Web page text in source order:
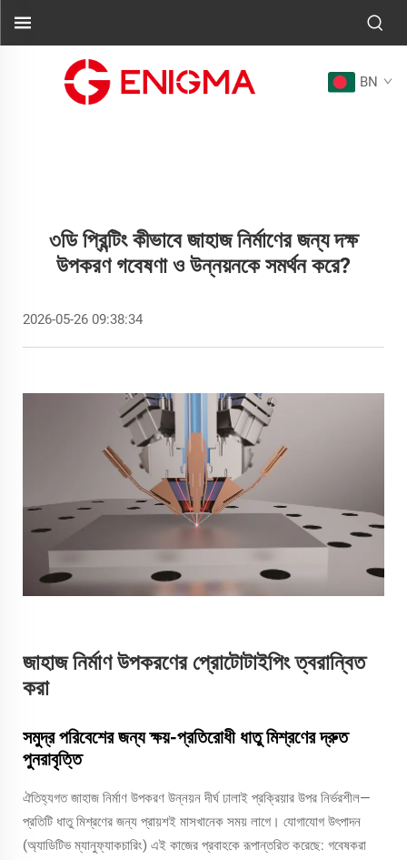
BN
৩ডি প্রিন্টিং কীভাবে জাহাজ নির্মাণের জন্য দক্ষ
উপকরণ গবেষণা ও উন্নয়নকে সমর্থন করে?
2026-05-26 09:38:34
জাহাজ নির্মাণ উপকরণের প্রোটোটাইপিং ত্বরান্বিত
করা
সমুদ্র পরিবেশের জন্য ক্ষয়-প্রতিরোধী ধাতু মিশ্রণের দ্রুত
পুনরাবৃত্তি
ঐতিহ্যগত জাহাজ নির্মাণ উপকরণ উন্নয়ন দীর্ঘ ঢালাই প্রক্রিয়ার উপর নির্ভরশীল—
প্রতিটি ধাতু মিশ্রণের জন্য প্রায়শই মাসখানেক সময় লাগে। যোগাযোগ উৎপাদন
(অ্যাডিটিভ ম্যানুফ্যাকচারিং) এই কাজের প্রবাহকে রূপান্তরিত করেছে: গবেষকরা